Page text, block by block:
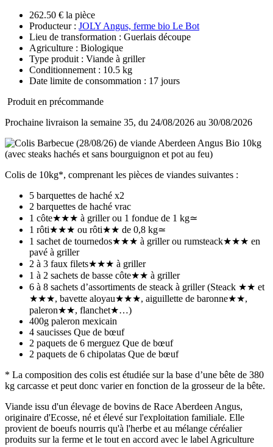
262.50 € la pièce
Producteur : JOLY Angus, ferme bio Le Bot
Lieu de transformation : Guerlais découpe
Agriculture : Biologique
Type produit : Viande à griller
Conditionnement : 10.5 kg
Date limite de consommation : 17 jours
Produit en précommande
Prochaine livraison la semaine 35, du 24/08/2026 au 30/08/2026
Colis de 10kg*, comprenant les pièces de viandes suivantes :
5 barquettes de haché x2
2 barquettes de haché vrac
1 côte★★★ à griller ou 1 fondue de 1 kg≃
1 rôti★★★ ou rôti★★ de 0,8 kg≃
1 sachet de tournedos★★★ à griller ou rumsteack★★★ en
pavé à griller
2 à 3 faux filets★★★ à griller
1 à 2 sachets de basse côte★★ à griller
6 à 8 sachets d’assortiments de steack à griller (Steack ★★ et
★★★, bavette aloyau★★★, aiguillette de baronne★★,
paleron★★, flanchet★…)
400g paleron mexicain
4 saucisses Que de bœuf
2 paquets de 6 merguez Que de bœuf
2 paquets de 6 chipolatas Que de bœuf
* La composition des colis est étudiée sur la base d’une bête de 380
kg carcasse et peut donc varier en fonction de la grosseur de la bête.
Viande issu d'un élevage de bovins de Race Aberdeen Angus,
originaire d'Ecosse, né et élevé sur l'exploitation familiale. Elle
provient de boeufs nourris qu'à l'herbe et au mélange céréalier
produits sur la ferme et le tout en accord avec le label Agriculture